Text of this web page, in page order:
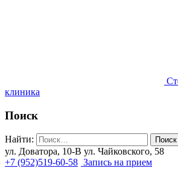
клиника
Поиск
Найти:
ул. Доватора, 10-В ул. Чайковского, 58
+7 (952)519-60-58 Запись на прием